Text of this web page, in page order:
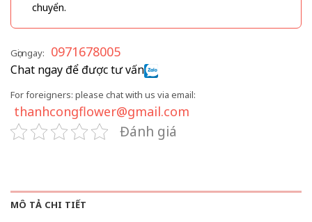
chuyển.
Gọi ngay: 0971678005
Chat ngay để được tư vấn
For foreigners: please chat with us via email:
thanhcongflower@gmail.com
Đánh giá
MÔ TẢ CHI TIẾT